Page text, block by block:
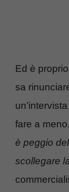
Ed è
sa
fare a meno.
è peggio
scollegare